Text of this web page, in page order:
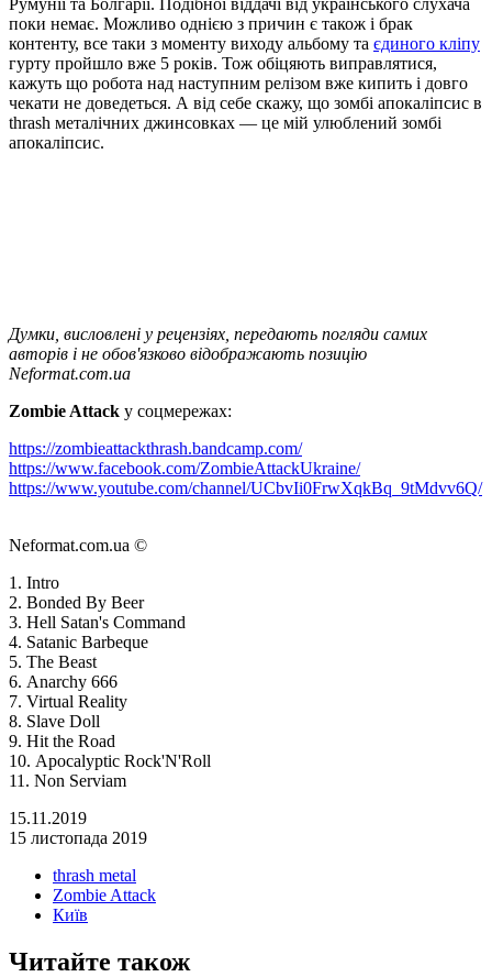
поки немає. Можливо однією з причин є також і брак
контенту, все таки з моменту виходу альбому та єдиного кліпу
гурту пройшло вже 5 років. Тож обіцяють виправлятися,
кажуть що робота над наступним релізом вже кипить і довго
чекати не доведеться. А від себе скажу, що зомбі апокаліпсис в
thrash металічних джинсовках — це мій улюблений зомбі
апокаліпсис.
Думки, висловлені у рецензіях, передають погляди самих
авторів і не обов'язково відображають позицію
Neformat.com.ua
Zombie Attack у соцмережах:
https://zombieattackthrash.bandcamp.com/
https://www.facebook.com/ZombieAttackUkraine/
https://www.youtube.com/channel/UCbvIi0FrwXqkBq_9tMdvv6Q/
Neformat.com.ua ©
1. Intro
2. Bonded By Beer
3. Hell Satan's Command
4. Satanic Barbeque
5. The Beast
6. Anarchy 666
7. Virtual Reality
8. Slave Doll
9. Hit the Road
10. Apocalyptic Rock'N'Roll
11. Non Serviam
15.11.2019
15 листопада 2019
thrash metal
Zombie Attack
Київ
Читайте також